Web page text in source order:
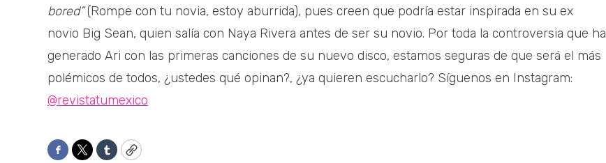
bored”(Rompe con tu novia, estoy aburrida), pues creen que podría estar inspirada en su ex
novio Big Sean, quien salía con Naya Rivera antes de ser su novio. Por toda la controversia que ha
generado Ari con las primeras canciones de su nuevo disco, estamos seguras de que será el más
polémicos de todos, ¿ustedes qué opinan?, ¿ya quieren escucharlo? Síguenos en Instagram:
@revistatumexico
Facebook
TwitterTumblrCopy